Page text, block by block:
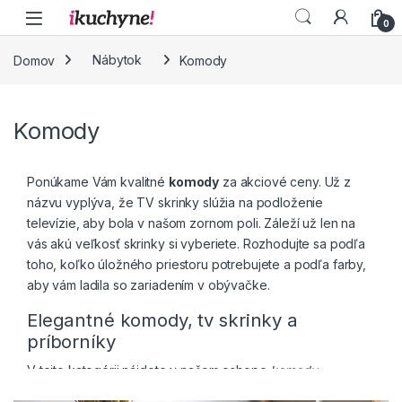
Skip to navigation
Skip to content
0
Domov Nábytok Komody
Komody
Ponúkame Vám kvalitné komody za akciové ceny. Už z
názvu vyplýva, že TV skrinky slúžia na podloženie
televízie, aby bola v našom zornom poli. Záleží už len na
vás akú veľkosť skrinky si vyberiete. Rozhodujte sa podľa
toho, koľko úložného priestoru potrebujete a podľa farby,
aby vám ladila so zariadením v obývačke.
Elegantné komody, tv skrinky a
príborníky
V tejto kategórii nájdete v našom eshope komody ,